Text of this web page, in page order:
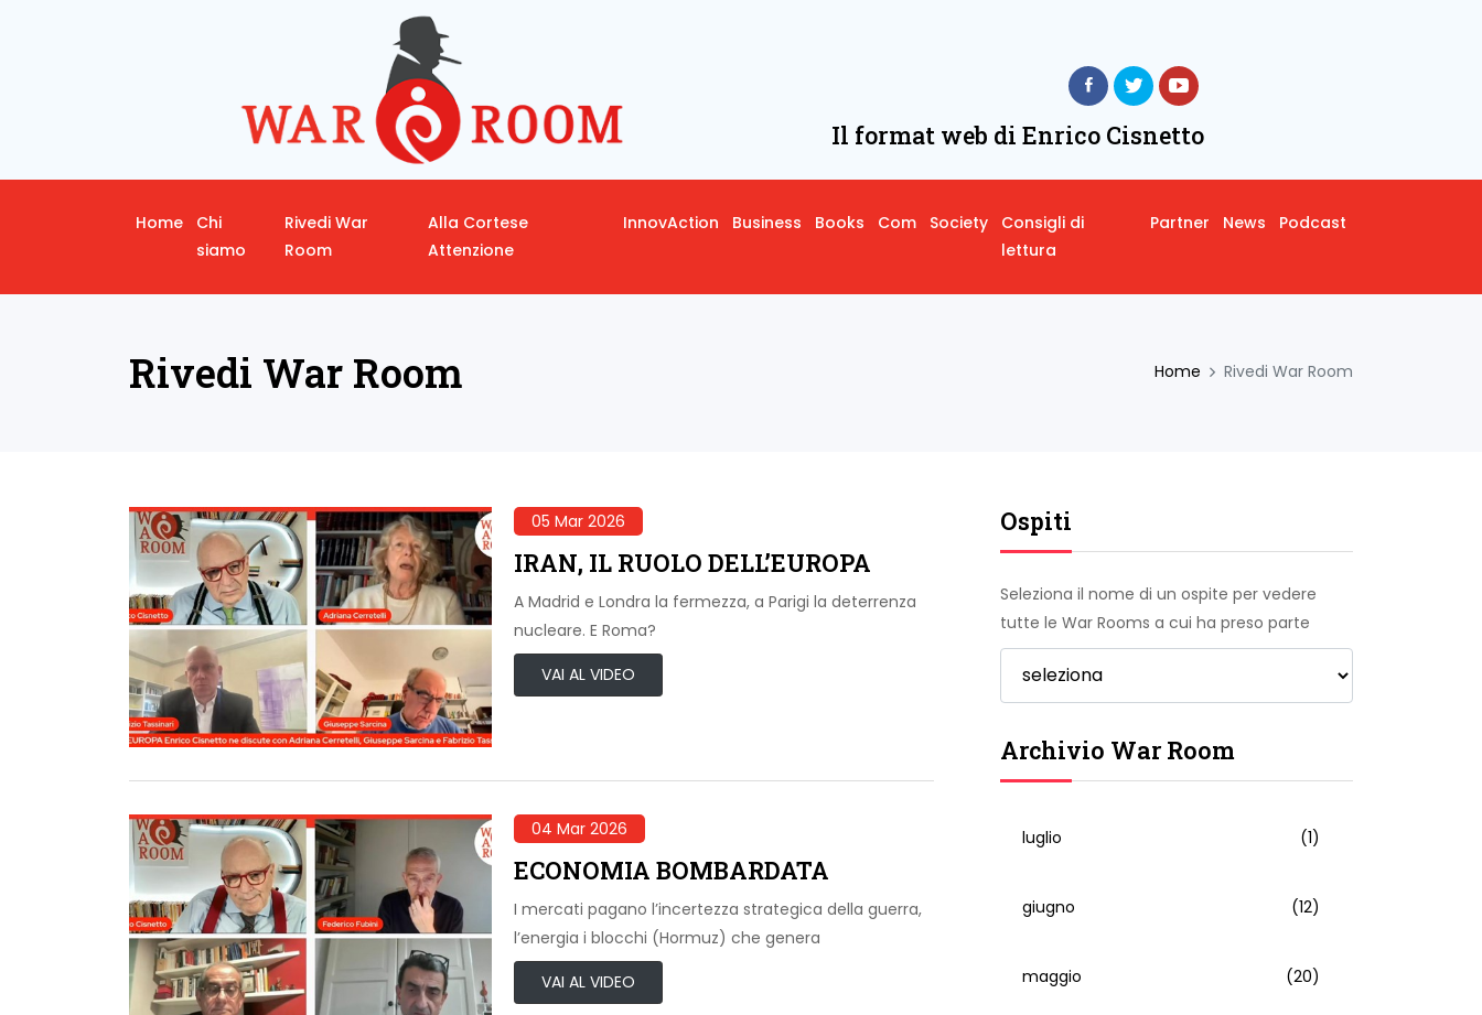
Il format web di Enrico Cisnetto
Home
Chi
siamo
Rivedi War
Room
Alla Cortese
Attenzione
InnovAction Business Books Com Society
Consigli di
lettura
Partner News Podcast
Rivedi War Room Home Rivedi War Room
05 Mar 2026
IRAN, IL RUOLO DELL’EUROPA
A Madrid e Londra la fermezza, a Parigi la deterrenza
nucleare. E Roma?
VAI AL VIDEO
04 Mar 2026
ECONOMIA BOMBARDATA
I mercati pagano l’incertezza strategica della guerra,
l’energia i blocchi (Hormuz) che genera
VAI AL VIDEO
Ospiti
Seleziona il nome di un ospite per vedere
tutte le War Rooms a cui ha preso parte
Archivio War Room
luglio (1)
giugno (12)
maggio (20)